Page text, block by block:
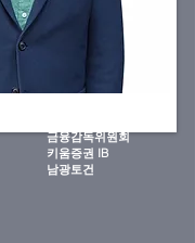
금융감독위원회
키움증권 IB
​남광토건